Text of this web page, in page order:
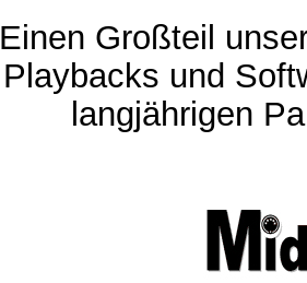
Einen Großteil
Playbacks und
langjährigen